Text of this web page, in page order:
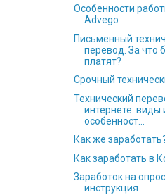
Особенности
Advego
Письменный
перевод. За что
платят?
Срочный
Технический
интернете: виды
особенност...
Как же
Как заработать в
Заработок на
инструкция